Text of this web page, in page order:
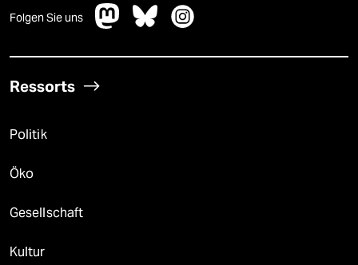
Folgen Sie uns
Ressorts
Politik
Öko
Gesellschaft
Kultur